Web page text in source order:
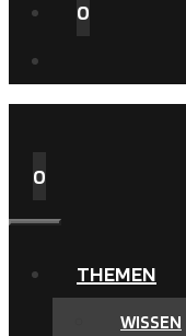
0
0
THEMEN
WISSEN